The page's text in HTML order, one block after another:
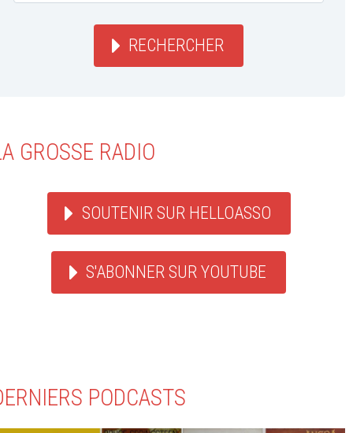
RECHERCHER
GROSSE RADIO
SOUTENIR SUR HELLOASSO
S'ABONNER SUR YOUTUBE
PODCASTS